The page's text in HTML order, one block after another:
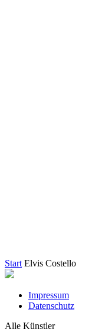
Start Elvis Costello
Impressum
Datenschutz
Alle Künstler